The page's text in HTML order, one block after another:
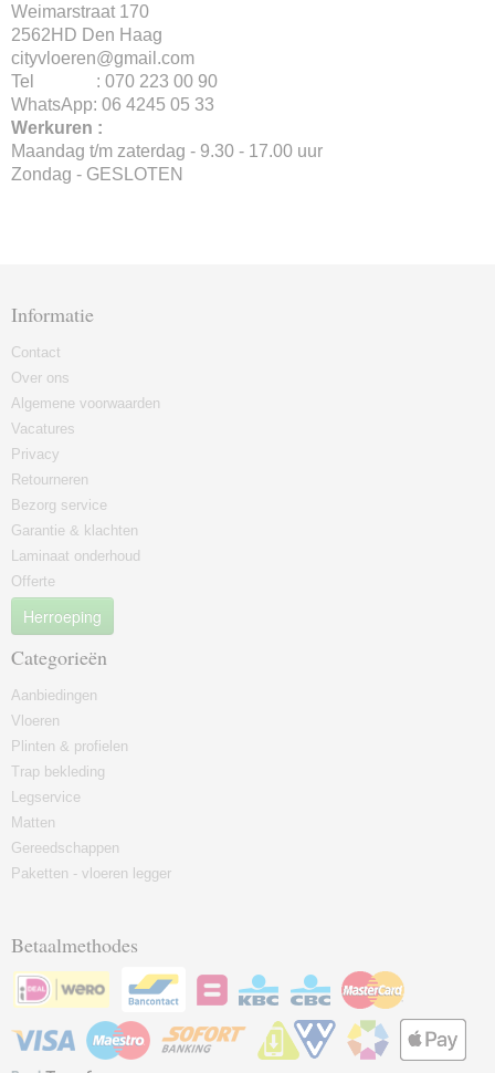
Weimarstraat 170
2562HD Den Haag
cityvloeren@gmail.com
Tel : 070 223 00 90
WhatsApp: 06 4245 05 33
Werkuren :
Maandag t/m zaterdag - 9.30 - 17.00 uur
Zondag - GESLOTEN
Informatie
Contact
Over ons
Algemene voorwaarden
Vacatures
Privacy
Retourneren
Bezorg service
Garantie & klachten
Laminaat onderhoud
Offerte
Herroeping
Categorieën
Aanbiedingen
Vloeren
Plinten & profielen
Trap bekleding
Legservice
Matten
Gereedschappen
Paketten - vloeren legger
Betaalmethodes